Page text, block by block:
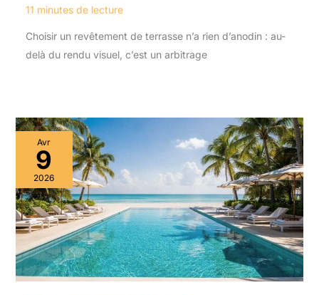
11 minutes de lecture
Choisir un revêtement de terrasse n’a rien d’anodin : au-
delà du rendu visuel, c’est un arbitrage
Avr
9
2026